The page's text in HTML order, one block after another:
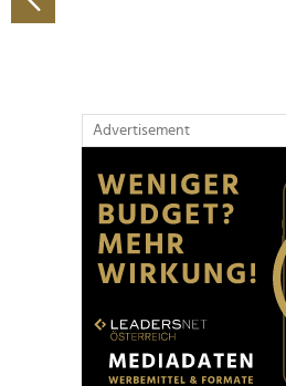
Partner führen diese
Advertisement